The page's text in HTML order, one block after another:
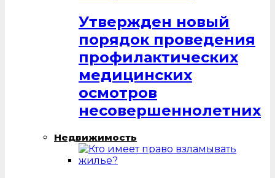
Утвержден новый
порядок проведения
профилактических
медицинских
осмотров
несовершеннолетних
Недвижимость